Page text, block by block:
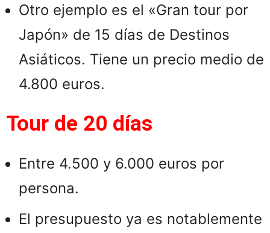
Otro ejemplo es el «Gran tour por
Japón» de 15 días de Destinos
Asiáticos. Tiene un precio medio de
4.800 euros. ​
Tour de 20 días
Entre 4.500 y 6.000 euros por
persona.​
El presupuesto ya es notablemente